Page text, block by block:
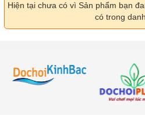
Hiện tại chưa có vì Sản phẩm bạn
có trong